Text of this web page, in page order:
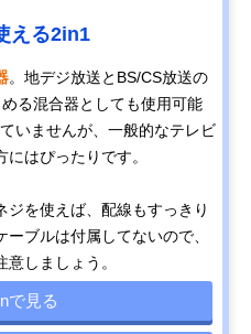
える2in1
。地デジ放送とBS/CS放送の
る混合器としても使用可能
いませんが、一般的なテレビ
はぴったりです。
を使えば、配線もすっきり
ブルは付属してないので、
しましょう。
で見る